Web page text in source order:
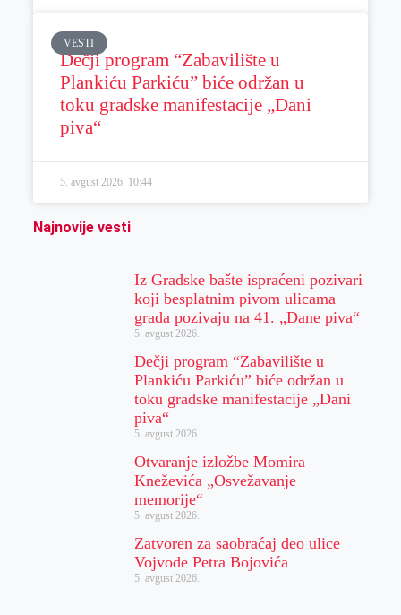
VESTI
Dečji program “Zabavilište u
Plankiću Parkiću” biće održan u
toku gradske manifestacije „Dani
piva“
5. avgust 2026. 10:44
Najnovije vesti
Iz Gradske bašte ispraćeni pozivari
koji besplatnim pivom ulicama
grada pozivaju na 41. „Dane piva“
5. avgust 2026.
Dečji program “Zabavilište u
Plankiću Parkiću” biće održan u
toku gradske manifestacije „Dani
piva“
5. avgust 2026.
Otvaranje izložbe Momira
Kneževića „Osvežavanje
memorije“
5. avgust 2026.
Zatvoren za saobraćaj deo ulice
Vojvode Petra Bojovića
5. avgust 2026.